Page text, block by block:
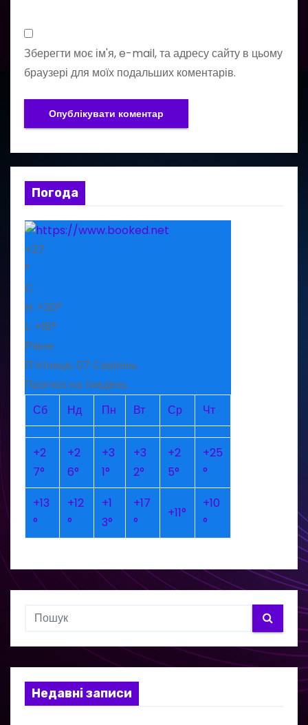
Зберегти моє ім'я, e-mail, та адресу сайту в цьому
браузері для моїх подальших коментарів.
Погода
+27
°
C
H: +30°
L: +16°
Рівне
П’ятниця, 07 Серпень
Прогноз на тиждень
Сб
Нд Пн Вт Ср Чт
+2
7°
+2
6°
+3
1°
+3
2°
+2
5°
+25
°
+13
°
+12
°
+1
3°
+17
°
+11°
+10
°
Недавні записи